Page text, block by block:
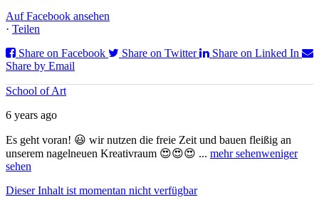
Auf Facebook ansehen
· Teilen
Share on Facebook
Share on Twitter
Share on Linked In
Share by Email
School of Art
6 years ago
Es geht voran! 😃 wir nutzen die freie Zeit und bauen fleißig an
unserem nagelneuen Kreativraum 😍😍😍 ... mehr sehenweniger
sehen
Dieser Inhalt ist momentan nicht verfügbar